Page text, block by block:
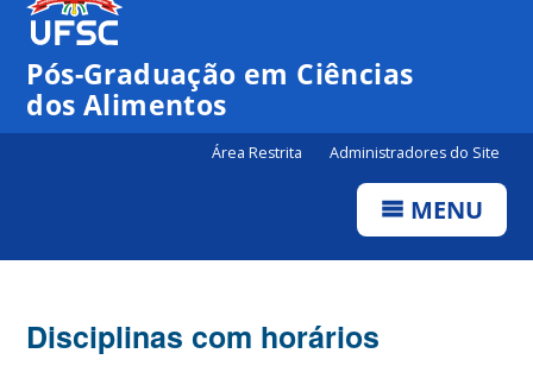
Canais
Pós-Graduação em Ciências
dos Alimentos
Área Restrita Administradores do Site
MENU
Disciplinas com horários